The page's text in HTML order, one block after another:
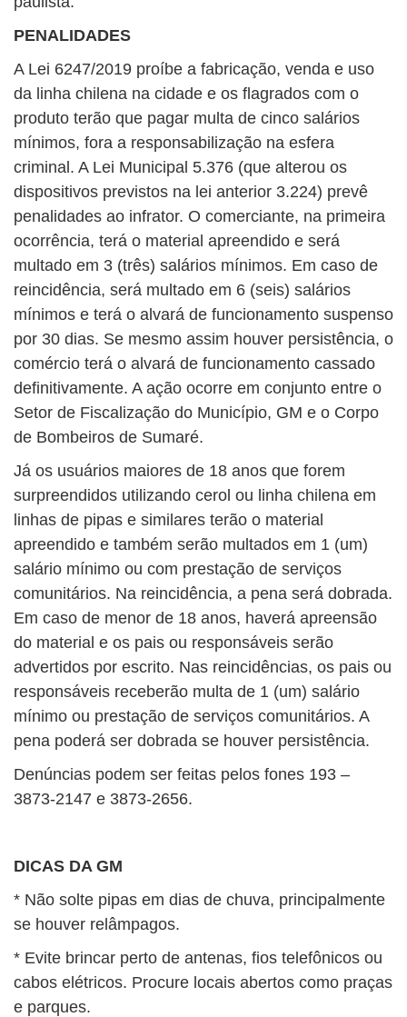
PENALIDADES
A Lei 6247/2019 proíbe a fabricação, venda e uso
da linha chilena na cidade e os flagrados com o
produto terão que pagar multa de cinco salários
mínimos, fora a responsabilização na esfera
criminal. A Lei Municipal 5.376 (que alterou os
dispositivos previstos na lei anterior 3.224) prevê
penalidades ao infrator. O comerciante, na primeira
ocorrência, terá o material apreendido e será
multado em 3 (três) salários mínimos. Em caso de
reincidência, será multado em 6 (seis) salários
mínimos e terá o alvará de funcionamento suspenso
por 30 dias. Se mesmo assim houver persistência, o
comércio terá o alvará de funcionamento cassado
definitivamente. A ação ocorre em conjunto entre o
Setor de Fiscalização do Município, GM e o Corpo
de Bombeiros de Sumaré.
Já os usuários maiores de 18 anos que forem
surpreendidos utilizando cerol ou linha chilena em
linhas de pipas e similares terão o material
apreendido e também serão multados em 1 (um)
salário mínimo ou com prestação de serviços
comunitários. Na reincidência, a pena será dobrada.
Em caso de menor de 18 anos, haverá apreensão
do material e os pais ou responsáveis serão
advertidos por escrito. Nas reincidências, os pais ou
responsáveis receberão multa de 1 (um) salário
mínimo ou prestação de serviços comunitários. A
pena poderá ser dobrada se houver persistência.
Denúncias podem ser feitas pelos fones 193 –
3873-2147 e 3873-2656.
DICAS DA GM
* Não solte pipas em dias de chuva, principalmente
se houver relâmpagos.
* Evite brincar perto de antenas, fios telefônicos ou
cabos elétricos. Procure locais abertos como praças
e parques.